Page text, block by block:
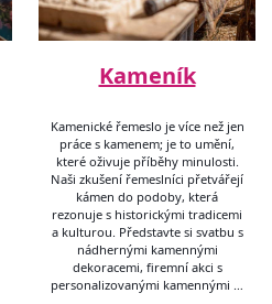
Kameník
Kamenické řemeslo je více než jen
práce s kamenem; je to umění,
které oživuje příběhy minulosti.
Naši zkušení řemeslníci přetvářejí
kámen do podoby, která
rezonuje s historickými tradicemi
a kulturou. Představte si svatbu s
nádhernými kamennými
dekoracemi, firemní akci s
personalizovanými kamennými …